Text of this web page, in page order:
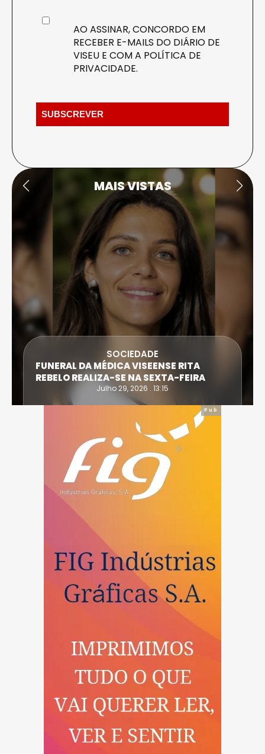
AO ASSINAR, CONCORDO EM
RECEBER E-MAILS DO DIÁRIO DE
VISEU E COM A POLÍTICA DE
PRIVACIDADE.
MAIS VISTAS
ATLETA DE CASTRO DAIRE SUPERA
EXTREMA DO TRIATLO E TORNA-SE
IRONWOMAN
Julho 28, 2026 . 16:14
Pub